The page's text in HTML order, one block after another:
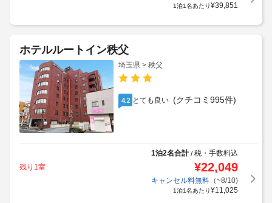
1泊1名あたり¥39,851
ホテルルートイン秩父
埼玉県 > 秩父
4.2 とても良い (クチコミ995件)
1泊2名合計/税・手数料込
残り1室
¥22,049
キャンセル料無料（~8/10)
1泊1名あたり¥11,025